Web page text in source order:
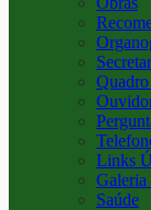
Links
Galeria
Saúde